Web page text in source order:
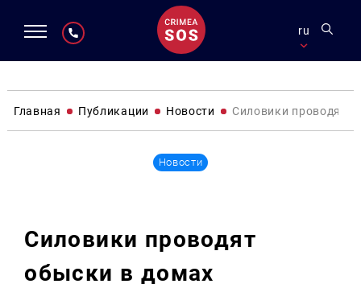
ru
Главная Публикации Новости Силовики проводят
Новости
Силовики проводят
обыски в домах